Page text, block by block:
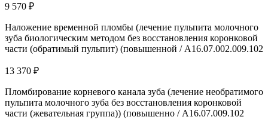
9 570 ₽
Наложение временной пломбы (лечение пульпита молочного
зуба биологическим методом без восстановления коронковой
части (обратимый пульпит) (повышенной / A16.07.002.009.102
13 370 ₽
Пломбирование корневого канала зуба (лечение необратимого
пульпита молочного зуба без восстановления коронковой
части (жевательная группа)) (повышенно / А16.07.009.102